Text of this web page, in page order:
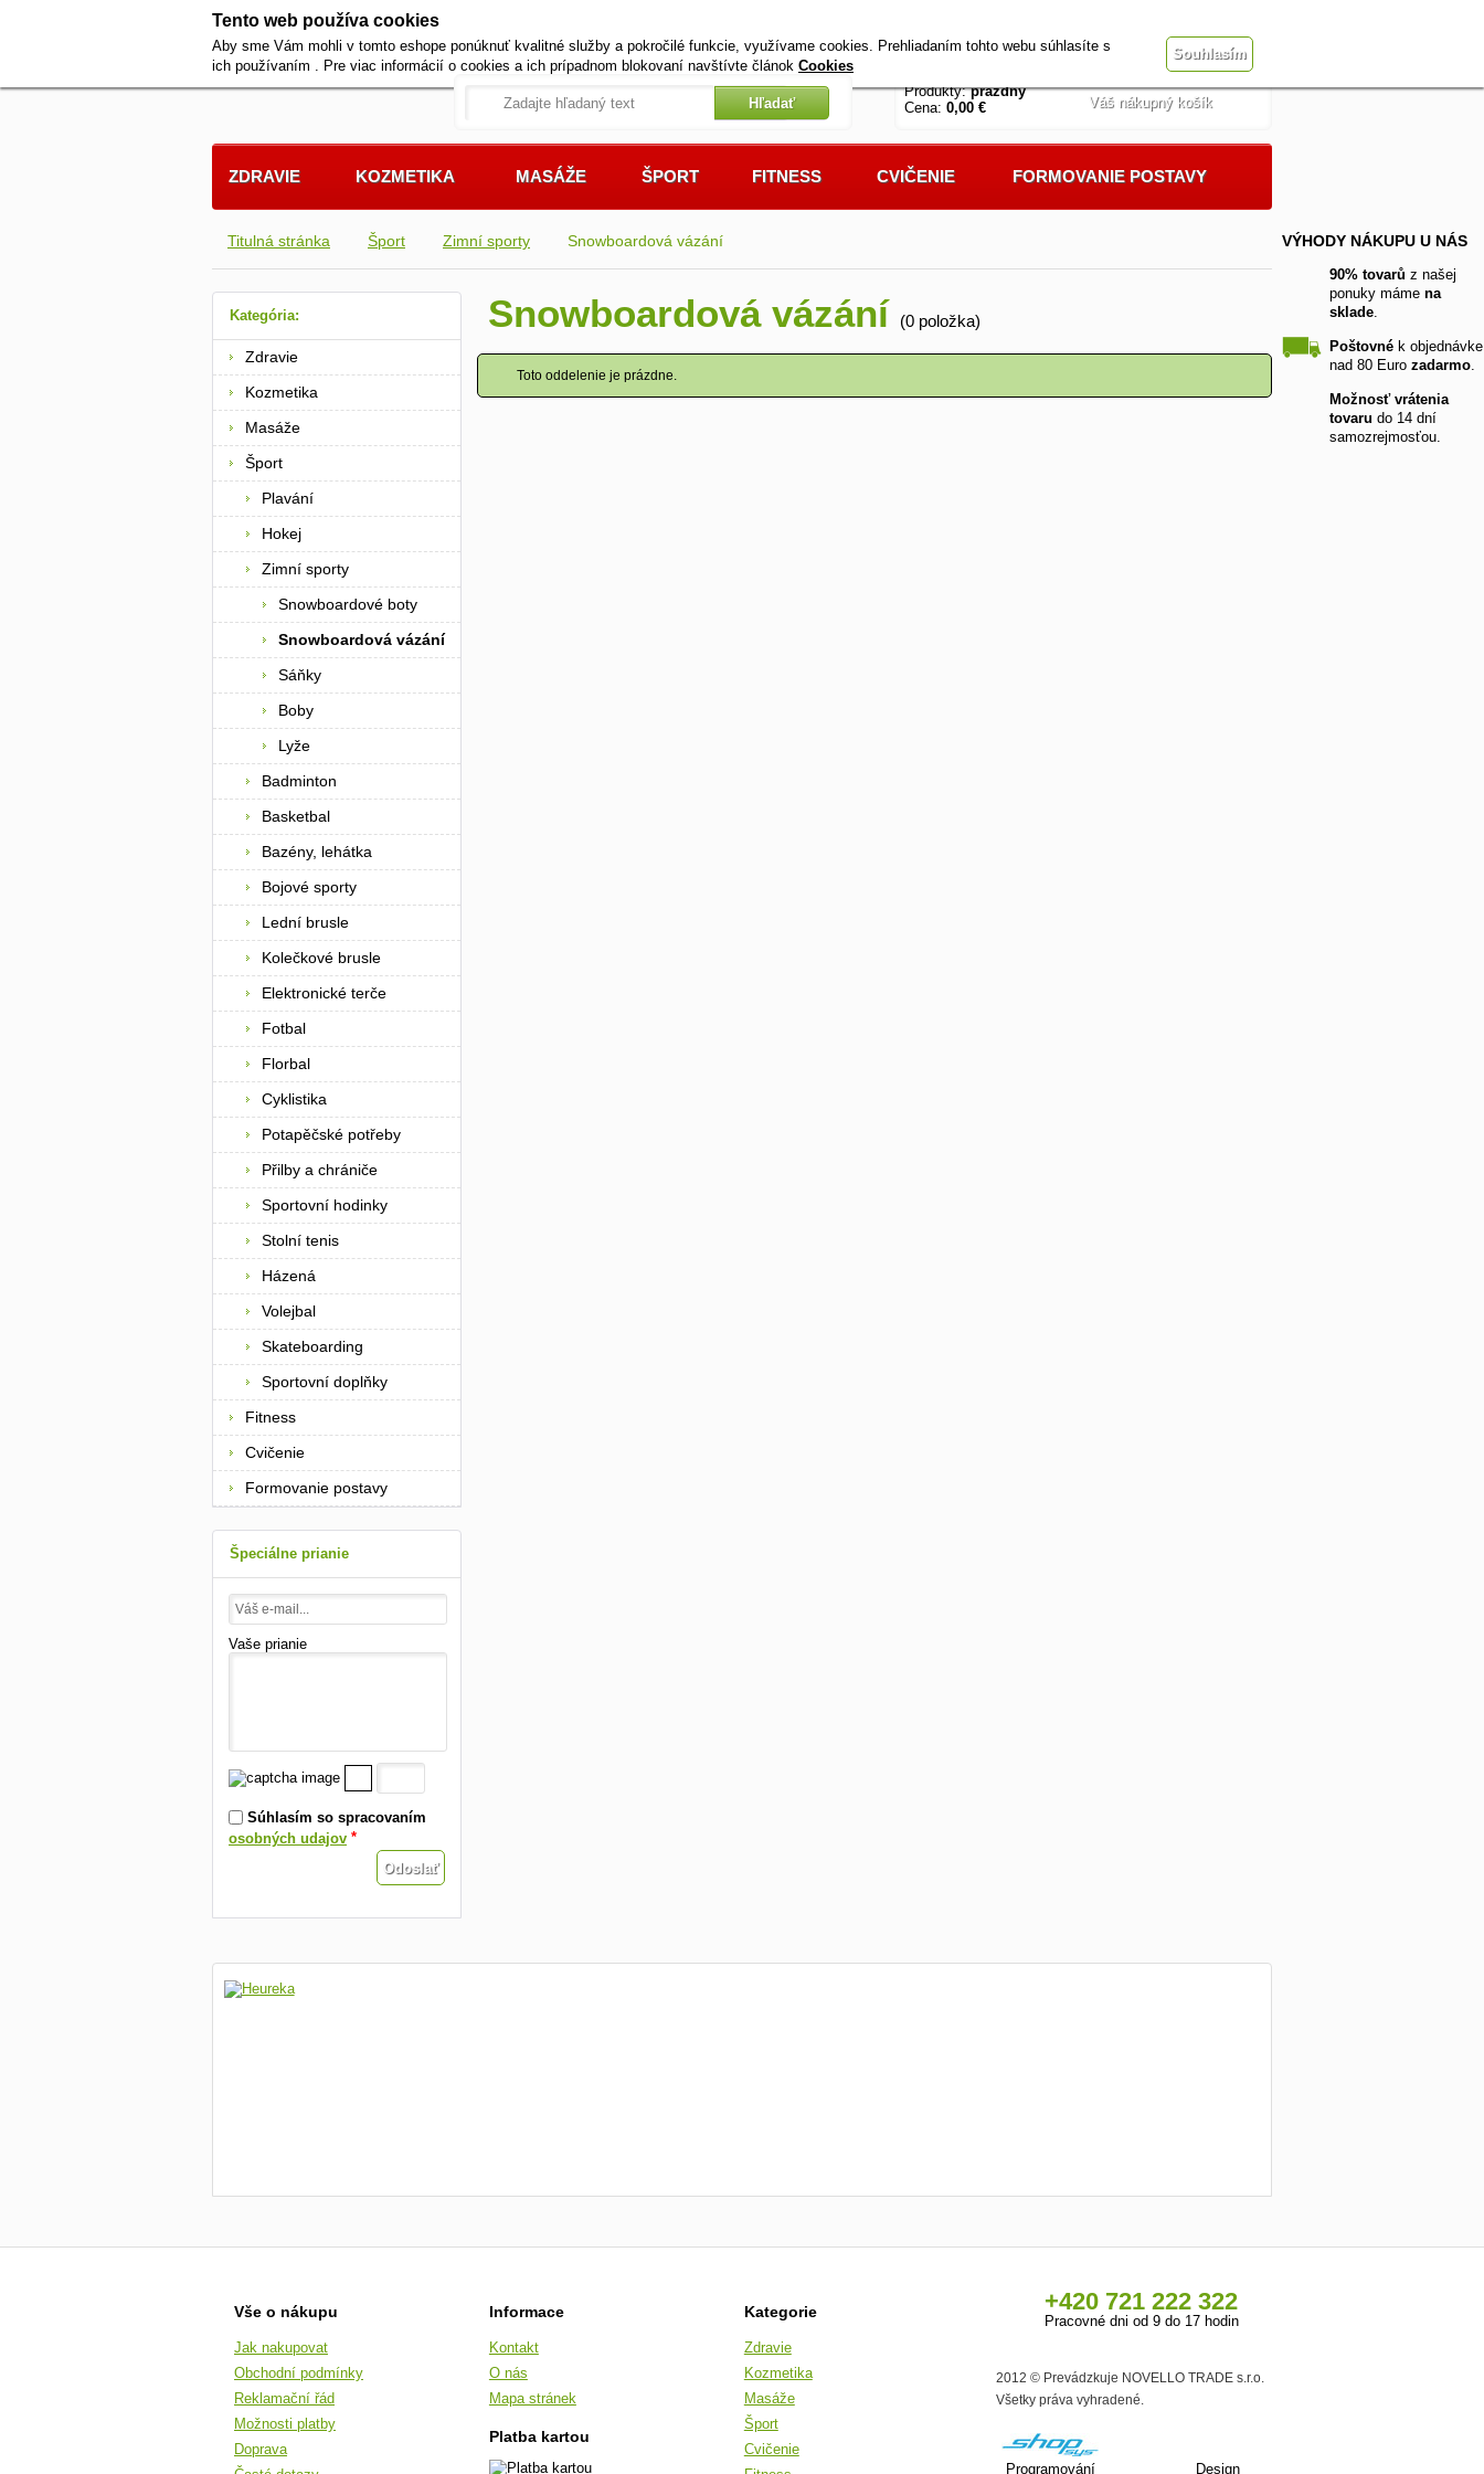
VÝHODY NÁKUPU U NÁS
90% tovarů z našej
ponuky máme na
sklade.
Poštovné k objednávke
nad 80 Euro zadarmo.
Možnosť vrátenia
tovaru do 14 dní
samozrejmosťou.
Titulná stránka Šport Zimní sporty Snowboardová vázání
Snowboardová vázání (0 položka)
Toto oddelenie je prázdne.
Kategória:
Zdravie
Kozmetika
Masáže
Šport
Plavání
Hokej
Zimní sporty
Snowboardové boty
Snowboardová vázání
Sáňky
Boby
Lyže
Badminton
Basketbal
Bazény, lehátka
Bojové sporty
Lední brusle
Kolečkové brusle
Elektronické terče
Fotbal
Florbal
Cyklistika
Potapěčské potřeby
Přilby a chrániče
Sportovní hodinky
Stolní tenis
Házená
Volejbal
Skateboarding
Sportovní doplňky
Fitness
Cvičenie
Formovanie postavy
Špeciálne prianie
Vaše prianie
Súhlasím so spracovaním
osobných udajov *
Pracovné dni od 9 do 17 hodin
Produkty:prázdny
Cena: 0,00 € Váš nákupný košík
ZDRAVIE KOZMETIKA MASÁŽE ŠPORT FITNESS CVIČENIE FORMOVANIE POSTAVY
Vše o nákupu
Jak nakupovat
Obchodní podmínky
Reklamační řád
Možnosti platby
Doprava
Informace
Kontakt
O nás
Mapa stránek
Platba kartou
Kategorie
Zdravie
Kozmetika
Masáže
Šport
Cvičenie
+420 721 222 322
Pracovné dni od 9 do 17 hodin
2012 © Prevádzkuje NOVELLO TRADE s.r.o.
Všetky práva vyhradené.
Programování Design
Tento web používa cookies
Aby sme Vám mohli v tomto eshope ponúknuť kvalitné služby a pokročilé funkcie, využívame cookies. Prehliadaním tohto webu súhlasíte s
ich používaním . Pre viac informácií o cookies a ich prípadnom blokovaní navštívte článok Cookies
Souhlasím